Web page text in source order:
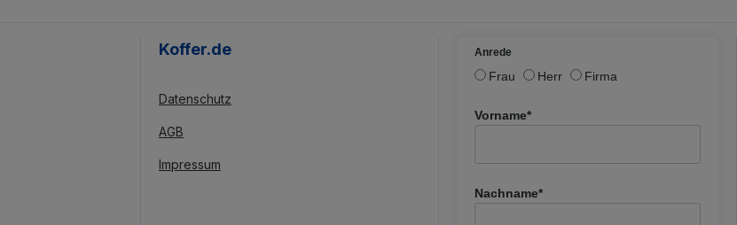
Koffer.de
Datenschutz
AGB
Impressum
Anrede
Frau Herr Firma
Vorname*
Nachname*